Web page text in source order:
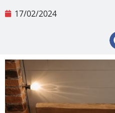
17/02/2024